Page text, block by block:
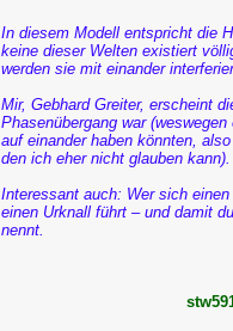
In diesem Modell entspricht die
keine dieser Welten existiert
werden sie mit einander
Mir, Gebhard Greiter, erscheint
Phasenübergang war
auf einander haben könnten,
den ich eher nicht glauben kann).
Interessant auch: Wer sich
einen Urknall führt – und damit
nennt.